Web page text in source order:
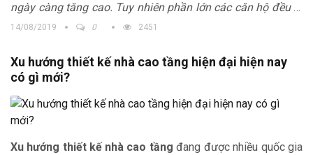
ngày càng tăng cao. Tuy nhiên phần lớn các căn hộ đều bị
thu hẹp diện tích dẫn đến sự khó khăn trong việc lựa chọn
những giải pháp sử dụng nội thất đa năng cho những căn
hộ có diện tích khiêm tốn để tạo ra sự hài hòa, rộng rãi và
thoáng mát cho không gian.
14/08/2019 0 2451
Xu hướng thiết kế nhà cao tầng hiện đại hiện nay
có gì mới?
Xu hướng thiết kế nhà cao tầng đang được nhiều quốc gia